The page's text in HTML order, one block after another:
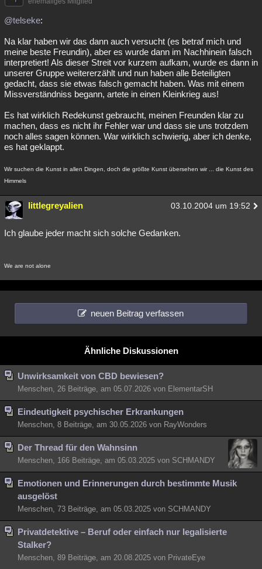
@telseke:
Na klar haben wir das dann auch versucht (es betraf mich und
meine beste Freundin), aber es wurde dann im Nachhinein falsch
interpretiert! Als dieser Streit vor kurzem aufkam, wurde es dann in
unserer Gruppe weitererzählt und nun haben alle Beteiligten
gedacht, dass sie etwas falsch gemacht haben. Was mit einem
Missverständniss begann, artete in einen Kleinkrieg aus!
Es hat wirklich Redekunst gebraucht, meinen Freunden klar zu
machen, dass es nicht ihr Fehler war und dass sie uns trotzdem
noch alles sagen können. War wirklich schwierig, aber ich denke,
es hat geklappt.
Wir suchen die Kunst in allen Dingen, doch die größte Kunst übersehen wir ... die Kunst des
Himmels
littlegreyalien 03.10.2004 um 19:52
Ich glaube jeder macht sich solche Gedanken.
We are not alone
neuen Beitrag verfassen
Ähnliche Diskussionen
Unwirksamkeit von CBD bewiesen?
Menschen, 26 Beiträge, am 05.07.2026 von ElementarSH
Eindeutigkeit psychischer Erkrankungen
Menschen, 8 Beiträge, am 30.05.2026 von RayWonders
Der Thread für den Wahnsinn
Menschen, 166 Beiträge, am 05.03.2025 von SCHMANDY
Emotionen und Erinnerungen durch bestimmte Musik
ausgelöst
Menschen, 73 Beiträge, am 05.03.2025 von SCHMANDY
Privatdetektive – Beruf oder einfach nur legalisierte
Stalker?
Menschen, 89 Beiträge, am 20.08.2025 von PrivateEye